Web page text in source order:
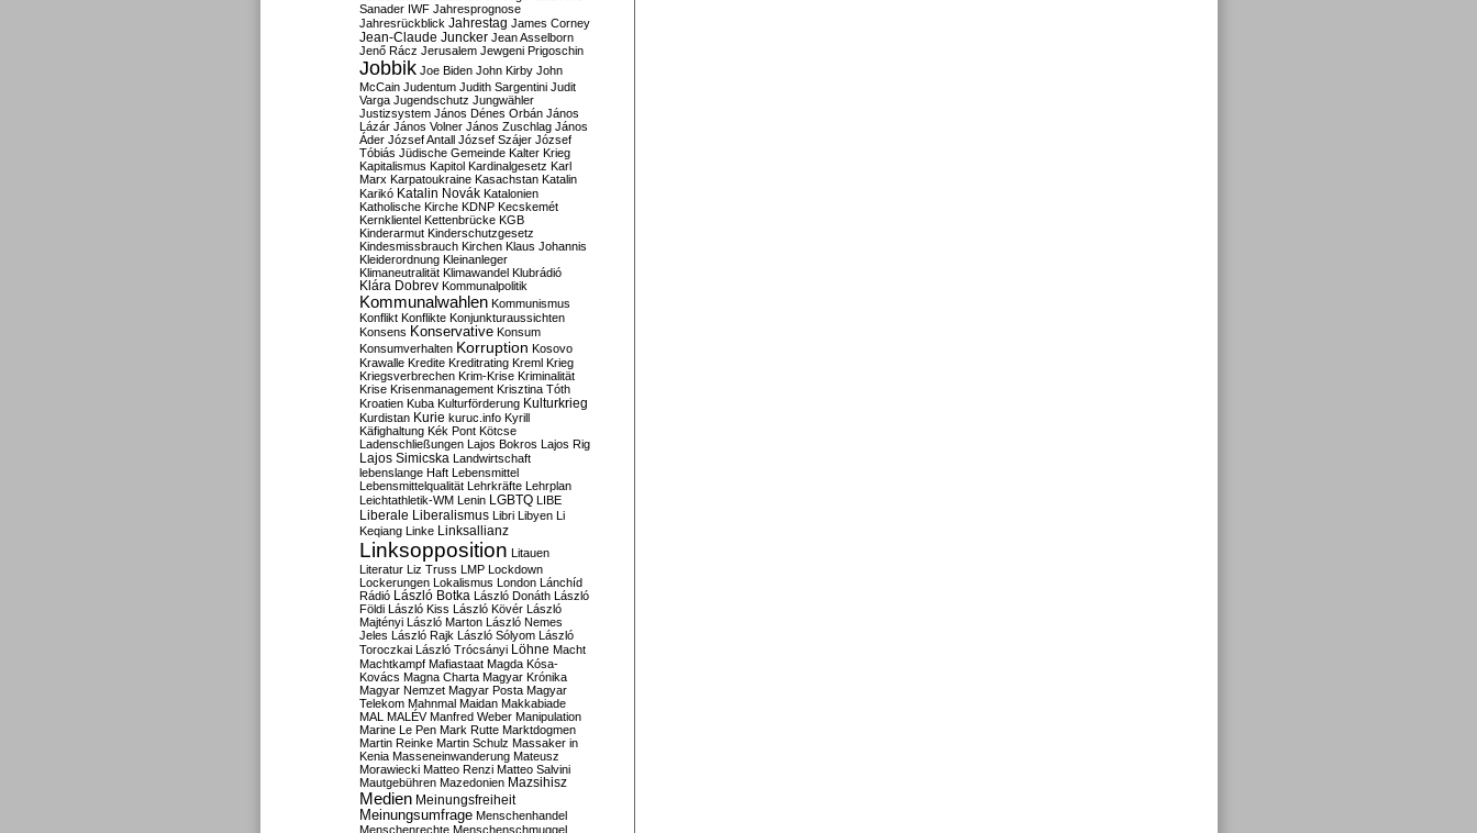
Sanader IWF Jahresprognose
Jahresrückblick Jahrestag James Corney
Jean-Claude Juncker Jean Asselborn
Jenő Rácz Jerusalem Jewgeni Prigoschin
Jobbik Joe Biden John Kirby John
McCain Judentum Judith Sargentini Judit
Varga Jugendschutz Jungwähler
Justizsystem János Dénes Orbán János
Lázár János Volner János Zuschlag János
Áder József Antall József Szájer József
Tóbiás Jüdische Gemeinde Kalter Krieg
Kapitalismus Kapitol Kardinalgesetz Karl
Marx Karpatoukraine Kasachstan Katalin
Karikó Katalin Novák Katalonien
Katholische Kirche KDNP Kecskemét
Kernklientel Kettenbrücke KGB
Kinderarmut Kinderschutzgesetz
Kindesmissbrauch Kirchen Klaus Johannis
Kleiderordnung Kleinanleger
Klimaneutralität Klimawandel Klubrádió
Klára Dobrev Kommunalpolitik
Kommunalwahlen Kommunismus
Konflikt Konflikte Konjunkturaussichten
Konsens Konservative Konsum
Konsumverhalten Korruption Kosovo
Krawalle Kredite Kreditrating Kreml Krieg
Kriegsverbrechen Krim-Krise Kriminalität
Krise Krisenmanagement Krisztina Tóth
Kroatien Kuba Kulturförderung Kulturkrieg
Kurdistan Kurie kuruc.info Kyrill
Käfighaltung Kék Pont Kötcse
Ladenschließungen Lajos Bokros Lajos Rig
Lajos Simicska Landwirtschaft
lebenslange Haft Lebensmittel
Lebensmittelqualität Lehrkräfte Lehrplan
Leichtathletik-WM Lenin LGBTQ LIBE
Liberale Liberalismus Libri Libyen Li
Keqiang Linke Linksallianz
Linksopposition Litauen
Literatur Liz Truss LMP Lockdown
Lockerungen Lokalismus London Lánchíd
Rádió
László Botka László Donáth László
Földi László Kiss László Kövér László
Majtényi László Marton László Nemes
Jeles László Rajk László Sólyom László
Toroczkai László Trócsányi Löhne Macht
Machtkampf Mafiastaat Magda Kósa-
Kovács Magna Charta Magyar Krónika
Magyar Nemzet Magyar Posta Magyar
Telekom Mahnmal Maidan Makkabiade
MAL MALÉV Manfred Weber Manipulation
Marine Le Pen Mark Rutte Marktdogmen
Martin Reinke Martin Schulz Massaker in
Kenia Masseneinwanderung Mateusz
Morawiecki Matteo Renzi Matteo Salvini
Mautgebühren Mazedonien Mazsihisz
Medien Meinungsfreiheit
Meinungsumfrage Menschenhandel
Menschenrechte Menschenschmuggel